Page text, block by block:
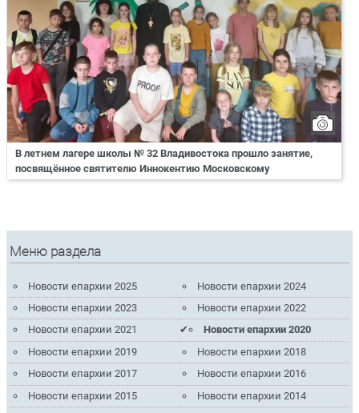
В летнем лагере школы № 32 Владивостока прошло занятие,
посвящённое святителю Иннокентию Московскому
Меню раздела
Новости епархии 2025
Новости епархии 2024
Новости епархии 2023
Новости епархии 2022
Новости епархии 2021
Новости епархии 2020
Новости епархии 2019
Новости епархии 2018
Новости епархии 2017
Новости епархии 2016
Новости епархии 2015
Новости епархии 2014